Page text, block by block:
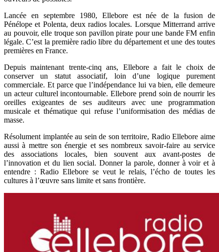
Lancée en septembre 1980, Ellebore est née de la fusion de
Pénélope et Polenta, deux radios locales. Lorsque Mitterrand arrive
au pouvoir, elle troque son pavillon pirate pour une bande FM enfin
légale. C’est la première radio libre du département et une des toutes
premières en France.
Depuis maintenant trente-cinq ans, Ellebore a fait le choix de
conserver un statut associatif, loin d’une logique purement
commerciale. Et parce que l’indépendance lui va bien, elle demeure
un acteur culturel incontournable. Ellebore prend soin de nourrir les
oreilles exigeantes de ses auditeurs avec une programmation
musicale et thématique qui refuse l’uniformisation des médias de
masse.
Résolument implantée au sein de son territoire, Radio Ellebore aime
aussi à mettre son énergie et ses nombreux savoir-faire au service
des associations locales, bien souvent aux avant-postes de
l’innovation et du lien social. Donner la parole, donner à voir et à
entendre : Radio Ellebore se veut le relais, l’écho de toutes les
cultures à l’œuvre sans limite et sans frontière.